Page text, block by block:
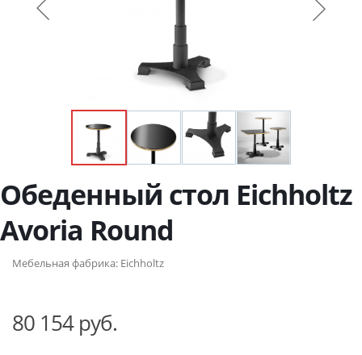
Обеденный стол Eichholtz
Avoria Round
Мебельная фабрика: Eichholtz
80 154 руб.